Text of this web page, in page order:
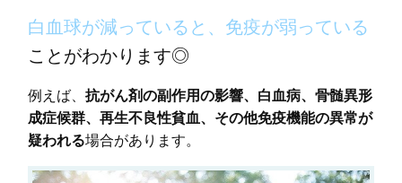
白血球が減っていると、免疫が弱っている
ことがわかります◎
例えば、 抗がん剤の副作用の影響、白血病、骨髄異形
成症候群、再生不良性貧血、その他免疫機能の異常が
疑われる場合があります。